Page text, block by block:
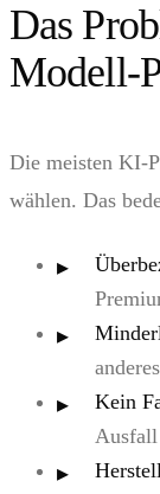
Das
Modell-
Die meisten KI-
wählen. Das
Kein
Ausfall